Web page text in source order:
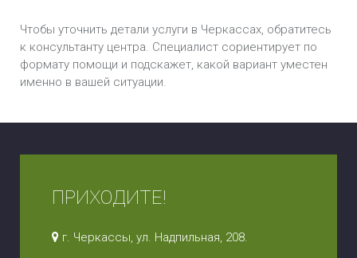
Чтобы уточнить детали услуги в Черкассах, обратитесь
к консультанту центра. Специалист сориентирует по
формату помощи и подскажет, какой вариант уместен
именно в вашей ситуации.
ПРИХОДИТЕ!
г. Черкассы, ул. Надпильная, 208.